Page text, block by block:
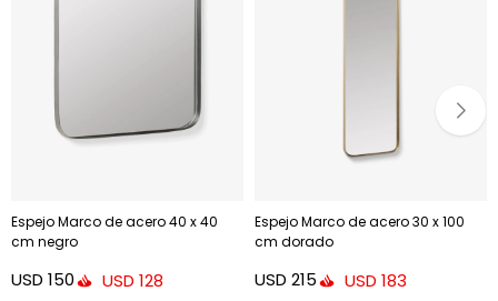
Espejo Marco de acero 40 x 40
cm negro
USD 150 USD 128
Espejo Marco de acero 30 x 100
cm dorado
USD 215 USD 183